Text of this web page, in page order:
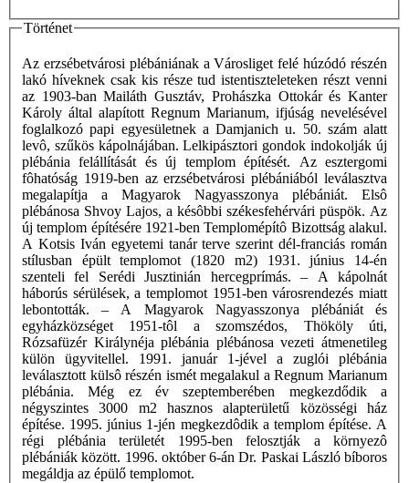
Történet
Az erzsébetvárosi plébániának a Városliget felé húzódó részén
lakó híveknek csak kis része tud istentiszteleteken részt venni
az 1903-ban Mailáth Gusztáv, Prohászka Ottokár és Kanter
Károly által alapított Regnum Marianum, ifjúság nevelésével
foglalkozó papi egyesületnek a Damjanich u. 50. szám alatt
levô, szűkös kápolnájában. Lelkipásztori gondok indokolják új
plébánia felállítását és új templom építését. Az esztergomi
fôhatóság 1919-ben az erzsébetvárosi plébániából leválasztva
megalapítja a Magyarok Nagyasszonya plébániát. Elsô
plébánosa Shvoy Lajos, a késôbbi székesfehérvári püspök. Az
új templom építésére 1921-ben Templomépítô Bizottság alakul.
A Kotsis Iván egyetemi tanár terve szerint dél-franciás román
stílusban épült templomot (1820 m2) 1931. június 14-én
szenteli fel Serédi Jusztinián hercegprímás. – A kápolnát
háborús sérülések, a templomot 1951-ben városrendezés miatt
lebontották. – A Magyarok Nagyasszonya plébániát és
egyházközséget 1951-tôl a szomszédos, Thököly úti,
Rózsafüzér Királynéja plébánia plébánosa vezeti átmenetileg
külön ügyvitellel. 1991. január 1-jével a zuglói plébánia
leválasztott külsô részén ismét megalakul a Regnum Marianum
plébánia. Még ez év szeptemberében megkezdődik a
négyszintes 3000 m2 hasznos alapterületű közösségi ház
építése. 1995. június 1-jén megkezdôdik a templom építése. A
régi plébánia területét 1995-ben felosztják a környezô
plébániák között. 1996. október 6-án Dr. Paskai László bíboros
megáldja az épülő templomot.